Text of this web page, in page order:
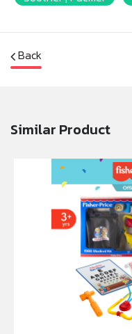
* อายุการใช้งาน 2-3เ
ความร้อนสูงบ่อยจากก
การใช้งานอาจลดลง
* เหมาะสำหรับเด็กอายุ
หมายเหตุ:
สินค้าอาจมีการเปลี่ย
แพ็คเกจโดยร้านฯอาจไ
ของผลิตภัณฑ์ที่แสดงบ
การตั้งค่าการแสดงผ
คำเตือน/ข้อห้าม:
ไม่ใช่ของเล่น ห้ามแย
เด็กควรใช้งานในการ
นำเข้าจมูก และขว้างปา"
Back
Similar Product